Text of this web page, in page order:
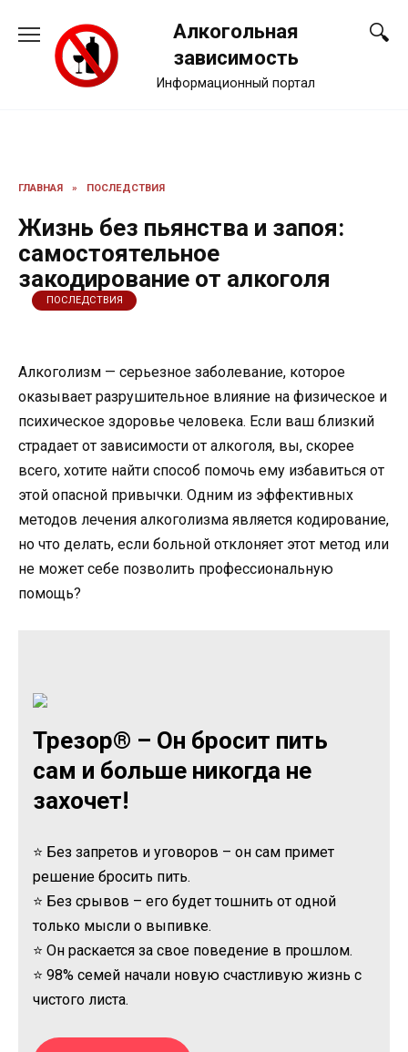
содержанию
Алкогольная
зависимость
Информационный портал
ГЛАВНАЯ » ПОСЛЕДСТВИЯ
Жизнь без пьянства и запоя:
самостоятельное
закодирование от алкоголя
ПОСЛЕДСТВИЯ
Алкоголизм — серьезное заболевание, которое
оказывает разрушительное влияние на физическое и
психическое здоровье человека. Если ваш близкий
страдает от зависимости от алкоголя, вы, скорее
всего, хотите найти способ помочь ему избавиться от
этой опасной привычки. Одним из эффективных
методов лечения алкоголизма является кодирование,
но что делать, если больной отклоняет этот метод или
не может себе позволить профессиональную
помощь?
Трезор® – Он бросит пить
сам и больше никогда не
захочет!
⭐ Без запретов и уговоров – он сам примет
решение бросить пить.
⭐ Без срывов – его будет тошнить от одной
только мысли о выпивке.
⭐ Он раскается за свое поведение в прошлом.
⭐ 98% семей начали новую счастливую жизнь с
чистого листа.